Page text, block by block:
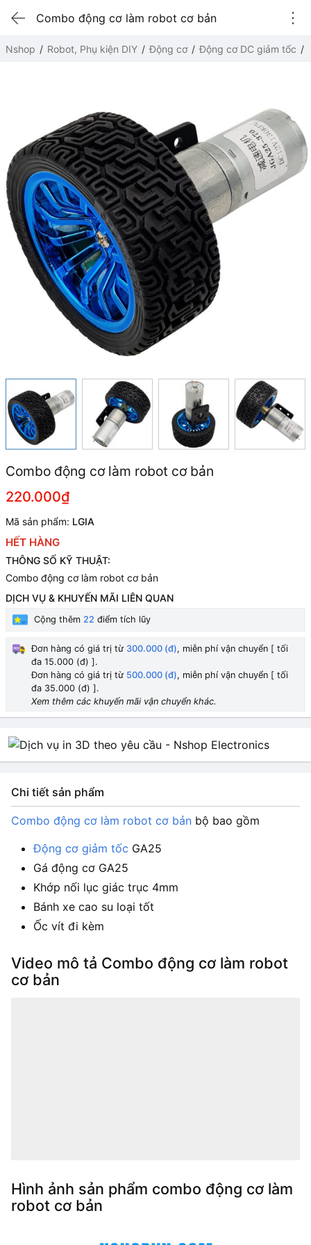
Combo động cơ làm robot cơ bản
Nshop Robot, Phụ kiện DIY Động cơ Động cơ DC giảm tốc
Combo động cơ làm robot cơ bản
220.000₫
Mã sản phẩm: LGIA
HẾT HÀNG
THÔNG SỐ KỸ THUẬT:
Combo động cơ làm robot cơ bản
DỊCH VỤ & KHUYẾN MÃI LIÊN QUAN
Cộng thêm 22 điểm tích lũy
Đơn hàng có giá trị từ 300.000 (đ), miễn phí vận chuyển [ tối
đa 15.000 (đ) ].
Đơn hàng có giá trị từ 500.000 (đ), miễn phí vận chuyển [ tối
đa 35.000 (đ) ].
Xem thêm các khuyến mãi vận chuyển khác.
Chi tiết sản phẩm
Combo động cơ làm robot cơ bản bộ bao gồm
Động cơ giảm tốc GA25
Gá động cơ GA25
Khớp nối lục giác trục 4mm
Bánh xe cao su loại tốt
Ốc vít đi kèm
Video mô tả Combo động cơ làm robot
cơ bản
Hình ảnh sản phẩm combo động cơ làm
robot cơ bản